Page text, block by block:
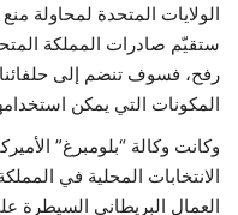
الولايات المتحدة لمحاولة
ستقيّم صادرات المملكة
رفح، فسوف تنضم إلى حلفائنا
المكونات التي يمكن
وكانت وكالة “بلومبرغ”
الانتخابات المحلية في
العمال البريطاني السيطرة